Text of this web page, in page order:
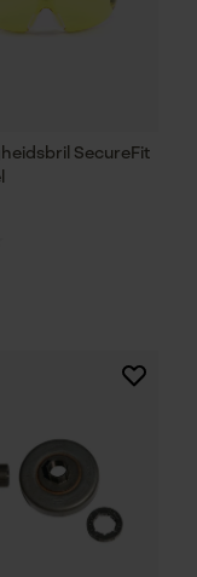
SecureFit